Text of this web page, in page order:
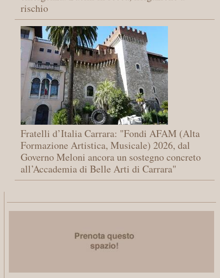
rischio
Fratelli d’Italia Carrara: "Fondi AFAM (Alta
Formazione Artistica, Musicale) 2026, dal
Governo Meloni ancora un sostegno concreto
all’Accademia di Belle Arti di Carrara"